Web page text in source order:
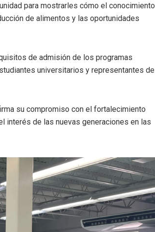
para mostrarles cómo el conocimiento
de alimentos y las oportunidades
de admisión de los programas
universitarios y representantes de
su compromiso con el fortalecimiento
interés de las nuevas generaciones en las